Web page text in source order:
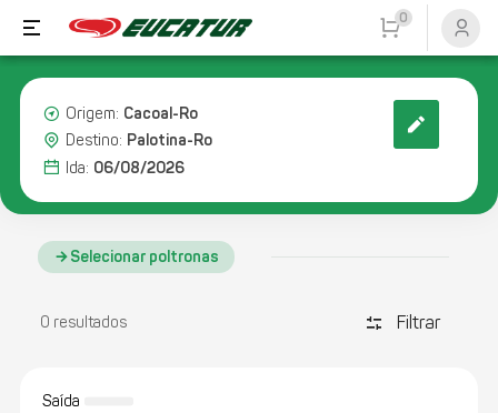
0
Origem: Cacoal-Ro
Destino: Palotina-Ro
Ida: 06/08/2026
Selecionar poltronas
0 resultados discover_tune Filtrar
Saída